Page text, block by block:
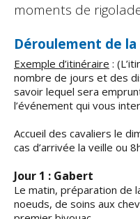
moments de
Déroulement de
Exemple d’itinéraire :
nombre de jours et des
savoir lequel sera
l’événement qui vous
Accueil des cavaliers le
cas d’arrivée la veille ou
Jour 1 : Gabert
Le matin, préparation de
noeuds, de soins aux